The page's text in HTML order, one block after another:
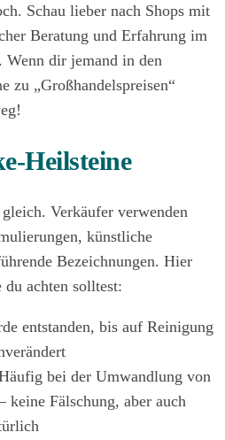
Schau lieber nach Shops mit
Beratung und Erfahrung im
Wenn dir jemand in den
zu „Großhandelspreisen“
Heilsteine
Verkäufer verwenden
künstliche
Bezeichnungen. Hier
achten solltest:
entstanden, bis auf Reinigung
bei der Umwandlung von
keine Fälschung, aber auch